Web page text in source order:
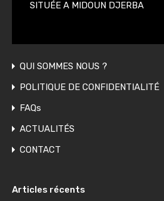
SITUÉE A MIDOUN DJERBA
QUI SOMMES NOUS ?
POLITIQUE DE CONFIDENTIALITÉ
FAQs
ACTUALITÉS
CONTACT
Articles récents